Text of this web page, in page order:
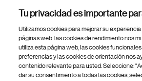
Footer Site Search
Tu privacidad es importante
Utilizamos cookies para mejorar su
páginas web: las cookies de rendimiento nos
utiliza esta página web, las cookies
preferencias y las cookies de orientación nos
contenido relevante para usted. Seleccione:
dar su consentimiento a todas las cookies,